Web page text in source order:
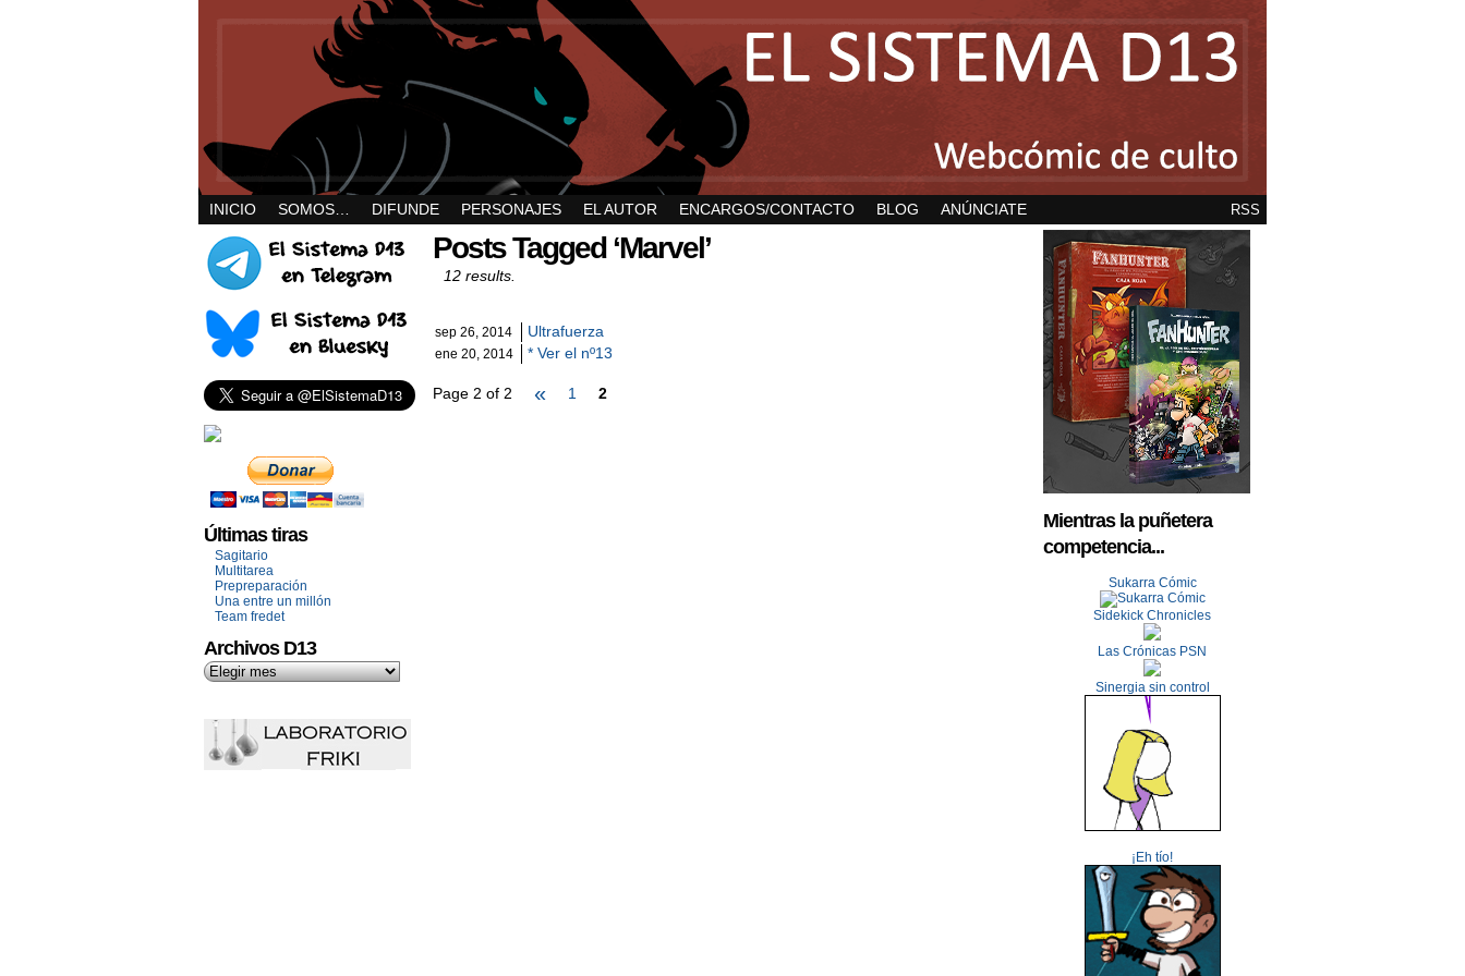
RSS
INICIO SOMOS… DIFUNDE PERSONAJES EL AUTOR ENCARGOS/CONTACTO BLOG ANÚNCIATE
Últimas tiras
Sagitario
Multitarea
Prepreparación
Una entre un millón
Team fredet
Archivos D13
Posts Tagged ‘Marvel’
12 results.
sep 26, 2014 Ultrafuerza
ene 20, 2014 * Ver el nº13
Page 2 of 2 « 1 2
Mientras la puñetera
competencia...
Sukarra Cómic
Sidekick Chronicles
Las Crónicas PSN
Sinergia sin control
¡Eh tío!